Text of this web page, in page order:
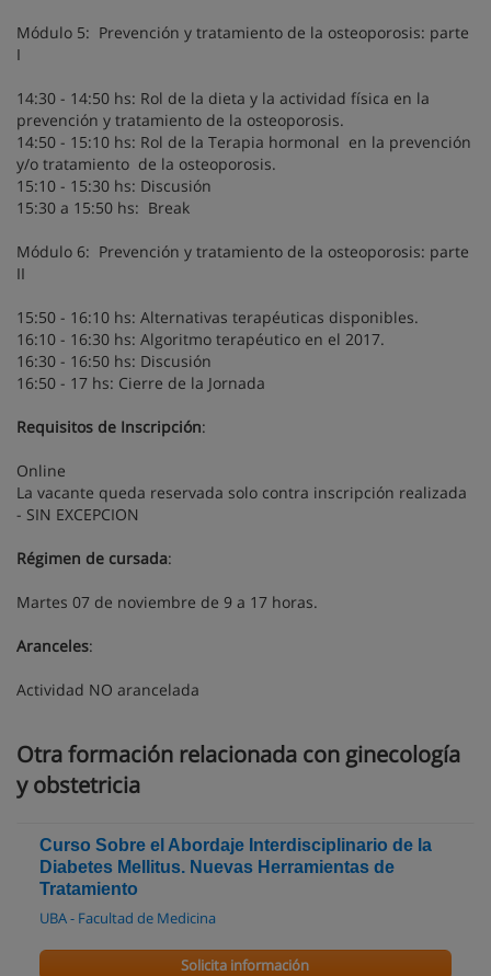
Módulo 5: Prevención y tratamiento de la osteoporosis: parte
I
14:30 - 14:50 hs: Rol de la dieta y la actividad física en la
prevención y tratamiento de la osteoporosis.
14:50 - 15:10 hs: Rol de la Terapia hormonal en la prevención
y/o tratamiento de la osteoporosis.
15:10 - 15:30 hs: Discusión
15:30 a 15:50 hs: Break
Módulo 6: Prevención y tratamiento de la osteoporosis: parte
II
15:50 - 16:10 hs: Alternativas terapéuticas disponibles.
16:10 - 16:30 hs: Algoritmo terapéutico en el 2017.
16:30 - 16:50 hs: Discusión
16:50 - 17 hs: Cierre de la Jornada
Requisitos de Inscripción:
Online
La vacante queda reservada solo contra inscripción realizada
- SIN EXCEPCION
Régimen de cursada:
Martes 07 de noviembre de 9 a 17 horas.
Aranceles:
Actividad NO arancelada
Otra formación relacionada con ginecología
y obstetricia
Curso Sobre el Abordaje Interdisciplinario de la
Diabetes Mellitus. Nuevas Herramientas de
Tratamiento
UBA - Facultad de Medicina
Solicita información